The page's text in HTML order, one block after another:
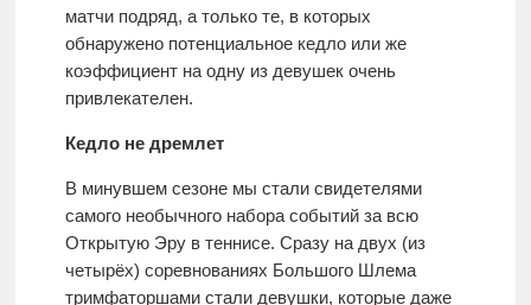
матчи подряд, а только те, в которых
обнаружено потенциальное кедло или же
коэффициент на одну из девушек очень
привлекателен.
Кедло не дремлет
В минувшем сезоне мы стали свидетелями
самого необычного набора событий за всю
Открытую Эру в теннисе. Сразу на двух (из
четырёх) соревнованиях Большого Шлема
тримфаторшами стали девушки, которые даже